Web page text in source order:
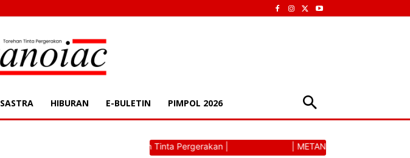
SASTRA HIBURAN E-BULETIN PIMPOL 2026
| METANOAIC | Torehan Tinta Pergerakan | | METANOAIC | Torehan Tinta